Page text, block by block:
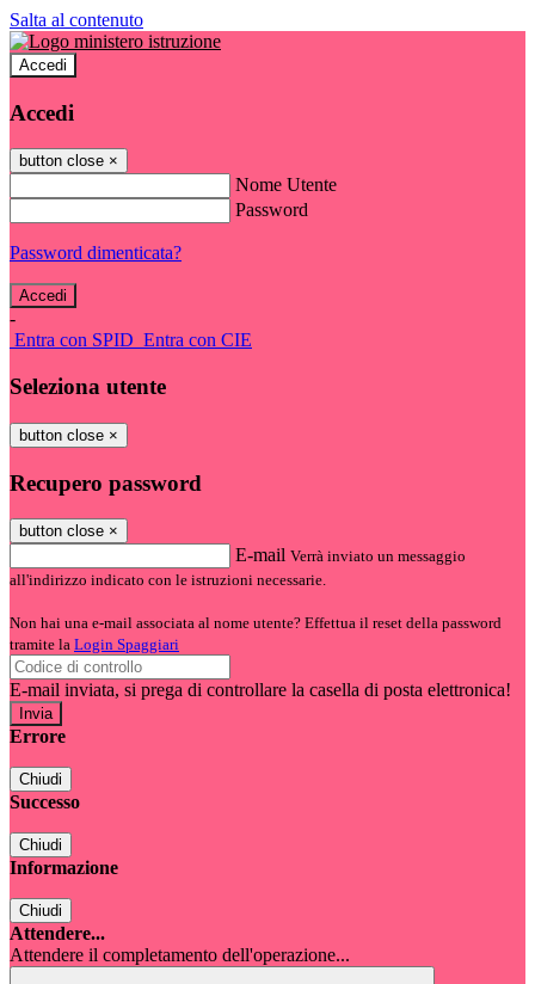
Salta al contenuto
Accedi
Accedi
button close ×
Nome Utente
Password
Password dimenticata?
-
Entra con SPID Entra con CIE
Seleziona utente
button close ×
Recupero password
button close ×
E-mail Verrà inviato un messaggio
all'indirizzo indicato con le istruzioni necessarie.
Non hai una e-mail associata al nome utente? Effettua il reset della password
tramite la Login Spaggiari
E-mail inviata, si prega di controllare la casella di posta elettronica!
Errore
Chiudi
Successo
Chiudi
Informazione
Chiudi
Attendere...
Attendere il completamento dell'operazione...